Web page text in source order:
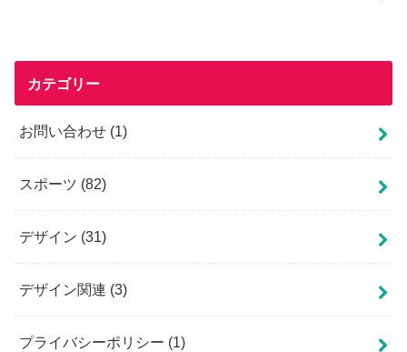
カテゴリー
お問い合わせ (1)
スポーツ (82)
デザイン (31)
デザイン関連 (3)
プライバシーポリシー (1)